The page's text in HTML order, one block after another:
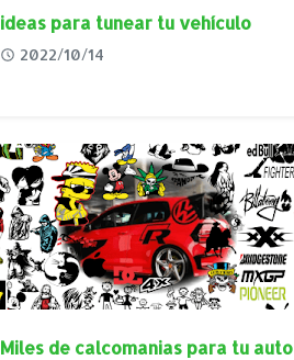
ideas para tunear tu vehículo
2022/10/14
Miles de calcomanias para tu auto